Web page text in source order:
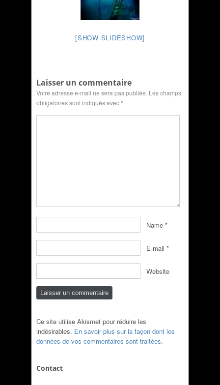
[SHOW SLIDESHOW]
Laisser un commentaire
Votre adresse e-mail ne sera pas publiée. Les champs
obligatoires sont indiqués avec*
Name *
E-mail *
Website
Ce site utilise Akismet pour réduire les
indésirables. En savoir plus sur la façon dont les
données de vos commentaires sont traitées.
Contact